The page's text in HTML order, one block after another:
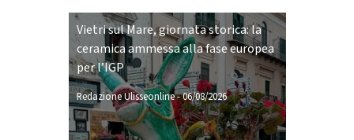
Vietri sul Mare, giornata storica: la
ceramica ammessa alla fase europea
per l’IGP
Redazione Ulisseonline-06/08/2026